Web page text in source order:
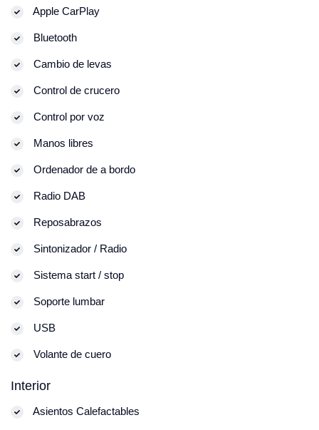
Apple CarPlay
Bluetooth
Cambio de levas
Control de crucero
Control por voz
Manos libres
Ordenador de a bordo
Radio DAB
Reposabrazos
Sintonizador / Radio
Sistema start / stop
Soporte lumbar
USB
Volante de cuero
Interior
Asientos Calefactables